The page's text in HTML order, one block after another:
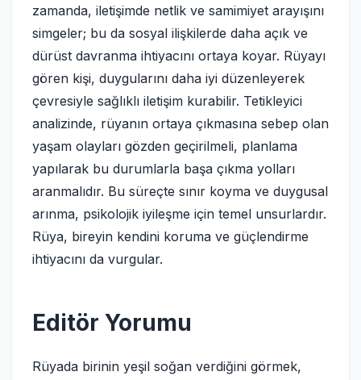
zamanda, iletişimde netlik ve samimiyet arayışını
simgeler; bu da sosyal ilişkilerde daha açık ve
dürüst davranma ihtiyacını ortaya koyar. Rüyayı
gören kişi, duygularını daha iyi düzenleyerek
çevresiyle sağlıklı iletişim kurabilir. Tetikleyici
analizinde, rüyanın ortaya çıkmasına sebep olan
yaşam olayları gözden geçirilmeli, planlama
yapılarak bu durumlarla başa çıkma yolları
aranmalıdır. Bu süreçte sınır koyma ve duygusal
arınma, psikolojik iyileşme için temel unsurlardır.
Rüya, bireyin kendini koruma ve güçlendirme
ihtiyacını da vurgular.
Editör Yorumu
Rüyada birinin yeşil soğan verdiğini görmek,